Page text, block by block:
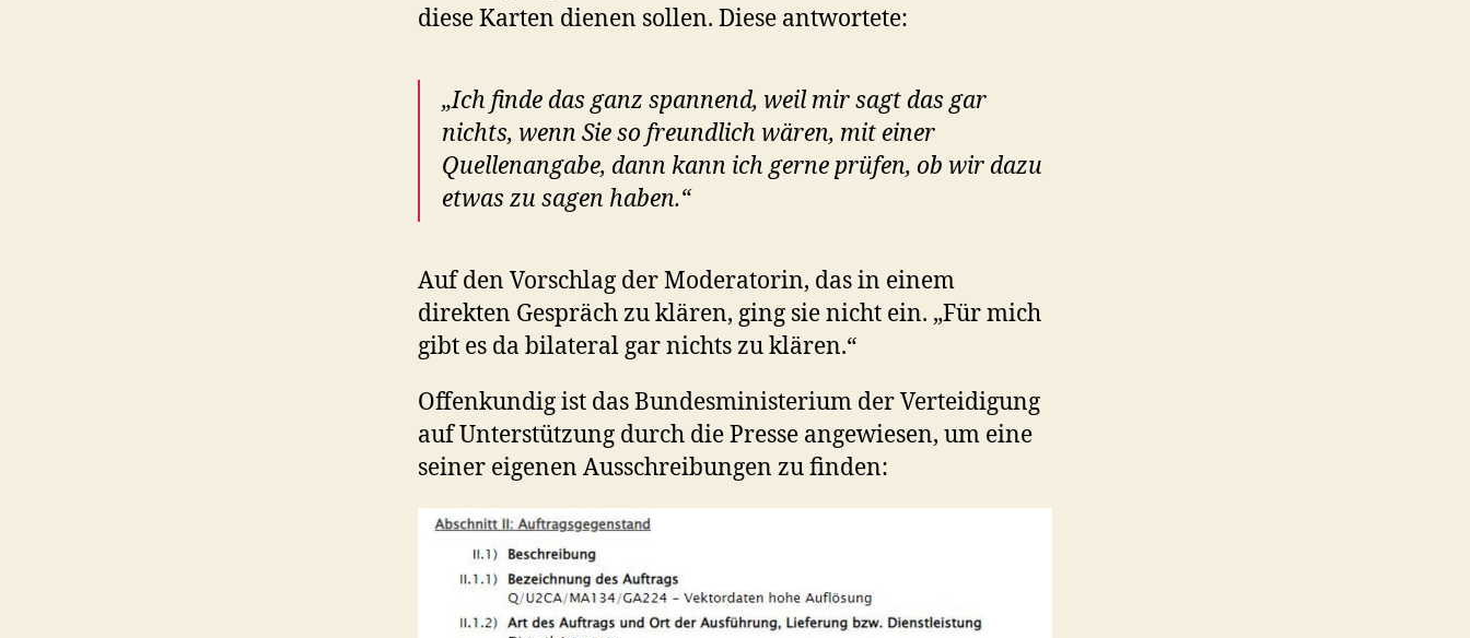
diese Karten dienen sollen. Diese antwortete:
„Ich finde das ganz spannend, weil mir sagt das gar
nichts, wenn Sie so freundlich wären, mit einer
Quellenangabe, dann kann ich gerne prüfen, ob wir dazu
etwas zu sagen haben.“
Auf den Vorschlag der Moderatorin, das in einem
direkten Gespräch zu klären, ging sie nicht ein. „Für mich
gibt es da bilateral gar nichts zu klären.“
Offenkundig ist das Bundesministerium der Verteidigung
auf Unterstützung durch die Presse angewiesen, um eine
seiner eigenen Ausschreibungen zu finden: